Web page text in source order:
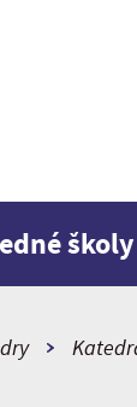
školy